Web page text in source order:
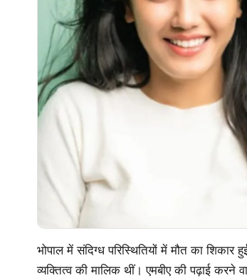
भोपाल में संदिग्ध परिस्थितियों में मौत का शिकार
व्यक्तित्व की मालिक थीं। एमबीए की पढ़ाई